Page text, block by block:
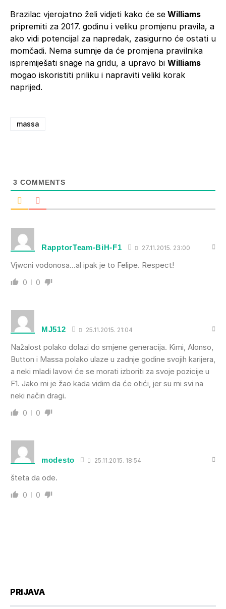
Brazilac vjerojatno želi vidjeti kako će se Williams
pripremiti za 2017. godinu i veliku promjenu pravila, a
ako vidi potencijal za napredak, zasigurno će ostati u
momčadi. Nema sumnje da će promjena pravilnika
ispremiješati snage na gridu, a upravo bi Williams
mogao iskoristiti priliku i napraviti veliki korak
naprijed.
massa
3 COMMENTS
RapptorTeam-BiH-F1 27.11.2015. 23:00
Vjwcni vodonosa…al ipak je to Felipe. Respect!
0 0
MJ512 25.11.2015. 21:04
Nažalost polako dolazi do smjene generacija. Kimi, Alonso,
Button i Massa polako ulaze u zadnje godine svojih karijera,
a neki mladi lavovi će se morati izboriti za svoje pozicije u
F1. Jako mi je žao kada vidim da će otići, jer su mi svi na
neki način dragi.
0 0
modesto 25.11.2015. 18:54
šteta da ode.
0 0
PRIJAVA